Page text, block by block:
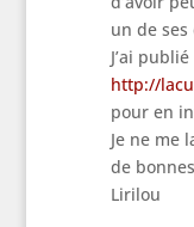
un de
J’ai
http://
pour en
Je ne me
de
Lirilou